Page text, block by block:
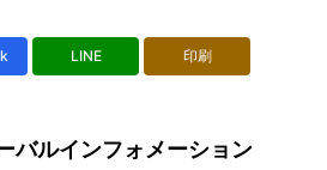
LINE 印刷
バルインフォメーション